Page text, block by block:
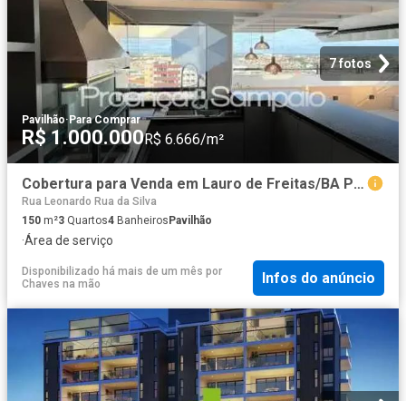
7 fotos
Pavilhão·Para Comprar
R$ 1.000.000R$ 6.666/m²
Cobertura para Venda em Lauro de Freitas/BA Pitangueiras 3 Quartos
Rua Leonardo Rua da Silva
150 m²3 Quartos4 Banheiros Pavilhão
·Área de serviço
Disponibilizado há mais de um mês por
Chaves na mão
Infos do anúncio